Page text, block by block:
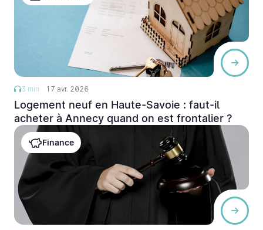
3 min 17 avr. 2026
Logement neuf en Haute-Savoie : faut-il
acheter à Annecy quand on est frontalier ?
Finance